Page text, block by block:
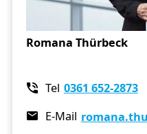
Romana Thürbeck
Tel 0361 652-2873
E-Mail